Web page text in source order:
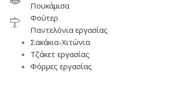
Πουκάμισα
Φούτερ
Παντελόνια εργασίας
Σακάκια-Χιτώνια
Τζάκετ εργασίας
Φόρμες εργασίας